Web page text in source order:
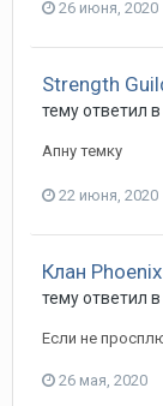
26 июня, 2020
Strength
тему ответил в
Апну темку
22 июня, 2020
Клан Phoenix
тему ответил в
Если не
26 мая, 2020